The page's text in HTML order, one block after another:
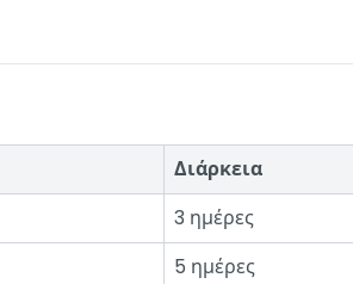
Διάρκεια
3 ημέρες
5 ημέρες